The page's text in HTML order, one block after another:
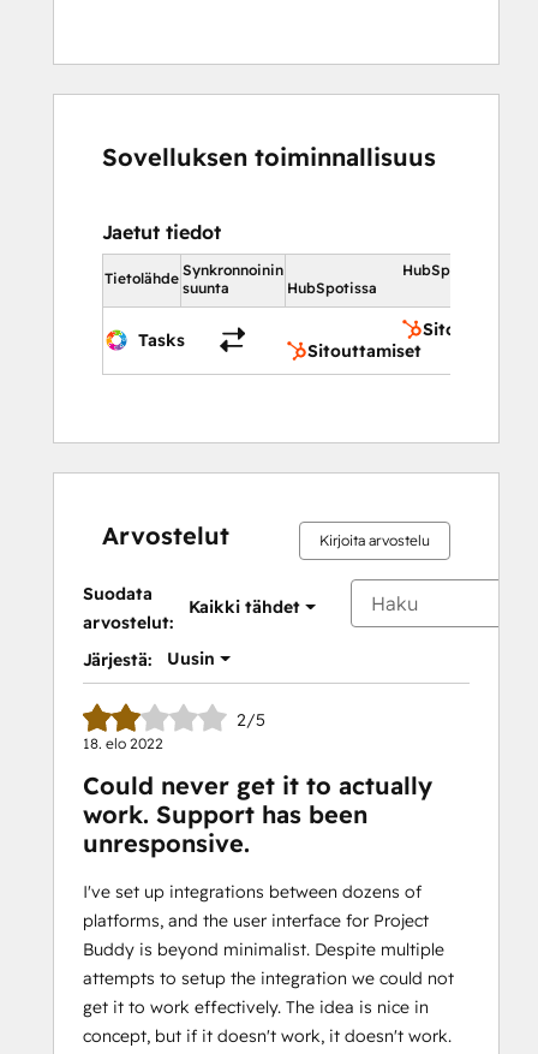
Sovelluksen toiminnallisuus
Jaetut tiedot
Tietolähde Synkronnoinin
suunta
HubSpotissa
HubSpotissa
Tasks
Sitouttamiset
Sitouttamiset
Arvostelut Kirjoita arvostelu
Suodata
arvostelut:
Kaikki tähdet
Järjestä: Uusin
2/5
18. elo 2022
Could never get it to actually
work. Support has been
unresponsive.
I've set up integrations between dozens of
platforms, and the user interface for Project
Buddy is beyond minimalist. Despite multiple
attempts to setup the integration we could not
get it to work effectively. The idea is nice in
concept, but if it doesn't work, it doesn't work.